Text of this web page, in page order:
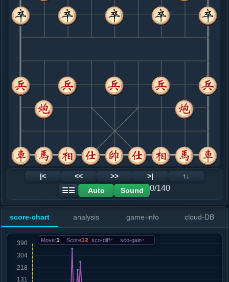
6. 车九平八
红+2
.....车１平２
红+0
7. 车八进四
红+2
车八进六
8. 车八进五
红+1
.....马３退２
红+5
9. 炮九进四
红+4
.....象７进５
10. 车一进一
红+25
.....车８进４
红+20
红+5
兵五进一
.....马２进３
红+7
12. 炮九平七
黑+3
车八进六
黑+3
13. 车八进三
黑+5
.....卒７进１
红+11
砲１进２
15. 马四进六
.....车８平７
16. 兵七进一
|< << >> >|
↑↓
☰☰
Auto Sound 0/140
score-chart analysis game-info cloud-DB
Move:1 Score12 sco-diff- sco-gain-